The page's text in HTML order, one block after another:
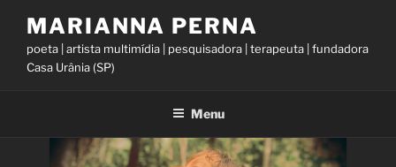
content
MARIANNA PERNA
poeta | artista multimídia | pesquisadora | terapeuta | fundadora
Casa Urânia (SP)
Menu